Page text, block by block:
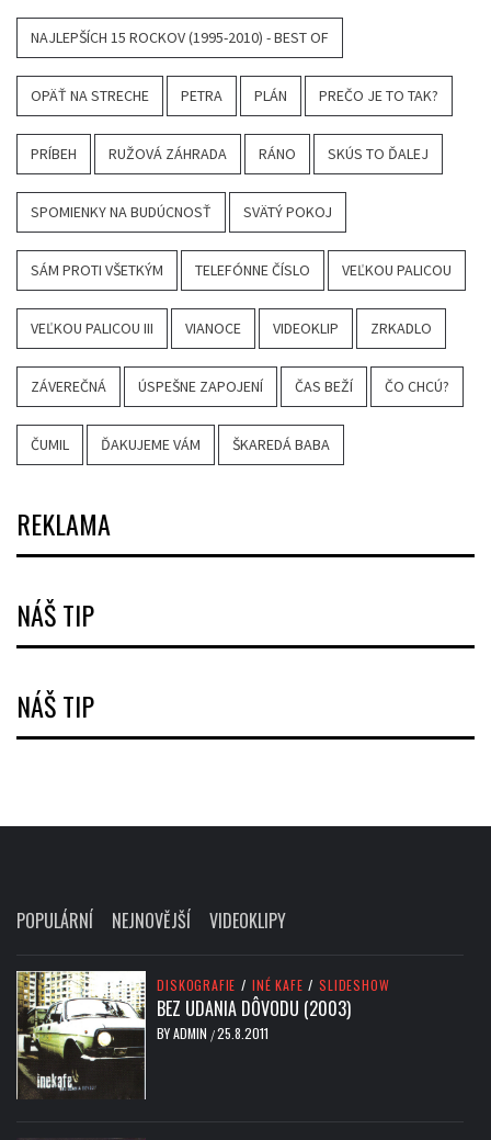
NAJLEPŠÍCH 15 ROCKOV (1995-2010) - BEST OF
OPÄŤ NA STRECHE PETRA PLÁN PREČO JE TO TAK?
PRÍBEH RUŽOVÁ ZÁHRADA RÁNO SKÚS TO ĎALEJ
SPOMIENKY NA BUDÚCNOSŤ SVÄTÝ POKOJ
SÁM PROTI VŠETKÝM TELEFÓNNE ČÍSLO VEĽKOU PALICOU
VEĽKOU PALICOU III VIANOCE VIDEOKLIP ZRKADLO
ZÁVEREČNÁ ÚSPEŠNE ZAPOJENÍ ČAS BEŽÍ ČO CHCÚ?
ČUMIL ĎAKUJEME VÁM ŠKAREDÁ BABA
REKLAMA
NÁŠ TIP
NÁŠ TIP
POPULÁRNÍ NEJNOVĚJŠÍ VIDEOKLIPY
DISKOGRAFIE / INÉ KAFE / SLIDESHOW
BEZ UDANIA DÔVODU (2003)
BYADMIN /25.8.2011